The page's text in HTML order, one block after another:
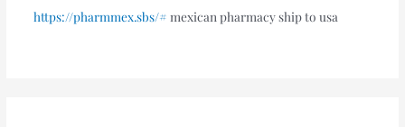
https://pharmmex.sbs/# mexican pharmacy ship to usa